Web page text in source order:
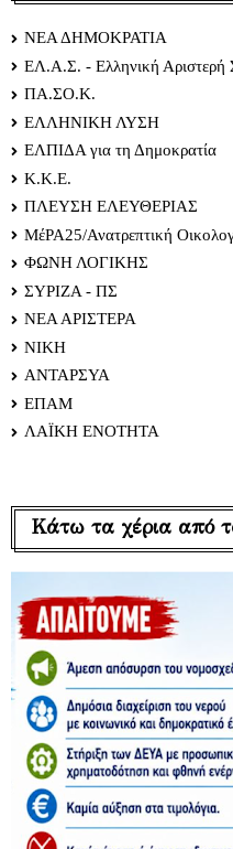
ΝΕΑ ΔΗΜΟΚΡΑΤΙΑ
ΕΛ.Α.Σ. - Ελληνική Αριστερή
ΠΑ.ΣΟ.Κ.
ΕΛΛΗΝΙΚΗ ΛΥΣΗ
ΕΛΠΙΔΑ για τη Δημοκρατία
Κ.Κ.Ε.
ΠΛΕΥΣΗ ΕΛΕΥΘΕΡΙΑΣ
ΜέΡΑ25/Ανατρεπτική
ΦΩΝΗ ΛΟΓΙΚΗΣ
ΣΥΡΙΖΑ - ΠΣ
ΝΕΑ ΑΡΙΣΤΕΡΑ
ΝΙΚΗ
ΑΝΤΑΡΣΥΑ
ΕΠΑΜ
ΛΑΪΚΗ ΕΝΟΤΗΤΑ
Κάτω τα χέρια από